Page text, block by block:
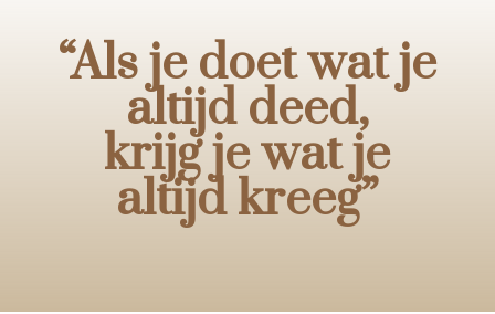
“Als je doet wat je
altijd deed,
krijg je wat je
altijd kreeg”